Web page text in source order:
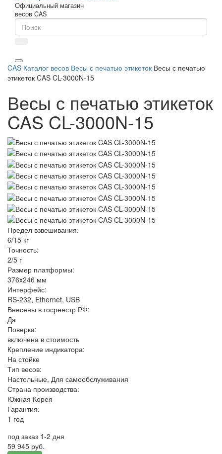
Официальный магазин
весов CAS
CAS Каталог весов Весы с печатью этикеток Весы с печатью
этикеток CAS CL-3000N-15
Весы с печатью этикеток
CAS CL-3000N-15
Предел взвешивания:
6/15 кг
Точность:
2/5 г
Размер платформы:
376x246 мм
Интерфейс:
RS-232, Ethernet, USB
Внесены в госреестр РФ:
Да
Поверка:
включена в стоимость
Крепление индикатора:
На стойке
Тип весов:
Настольные, Для самообслуживания
Страна производства:
Южная Корея
Гарантия:
1 год
под заказ 1-2 дня
59 945 руб.